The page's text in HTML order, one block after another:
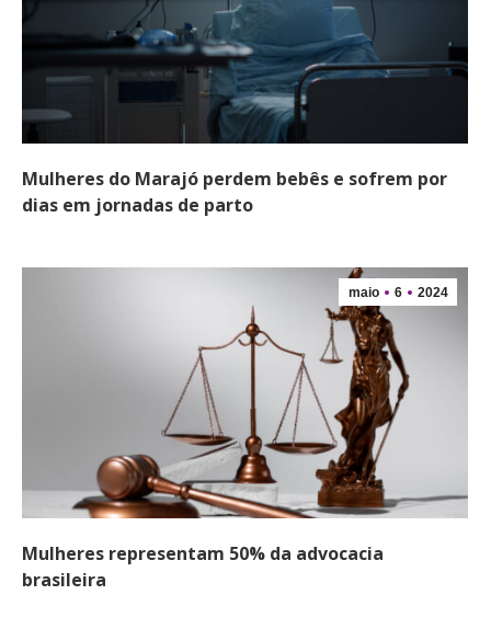
Mulheres do Marajó perdem bebês e sofrem por
dias em jornadas de parto
maio 6 2024
Mulheres representam 50% da advocacia
brasileira